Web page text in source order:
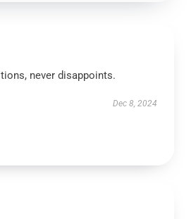
never disappoints.
Dec 8, 2024